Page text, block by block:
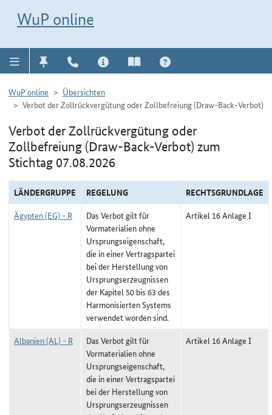
WuP online
WuP online
Übersichten
Verbot der Zollrückvergütung oder Zollbefreiung (Draw-Back-Verbot)
Verbot der Zollrückvergütung oder
Zollbefreiung (Draw-Back-Verbot) zum
Stichtag 07.08.2026
LÄNDERGRUPPE REGELUNG
RECHTSGRUNDLAGE
Ägypten (EG) - R
Das Verbot gilt für
Vormaterialien ohne
Ursprungseigenschaft,
die in einer Vertragspartei
bei der Herstellung von
Ursprungserzeugnissen
der Kapitel 50 bis 63 des
Harmonisierten Systems
verwendet worden sind.
Artikel 16 Anlage I
Albanien (AL) - R
Das Verbot gilt für
Vormaterialien ohne
Ursprungseigenschaft,
die in einer Vertragspartei
bei der Herstellung von
Ursprungserzeugnissen
Artikel 16 Anlage I